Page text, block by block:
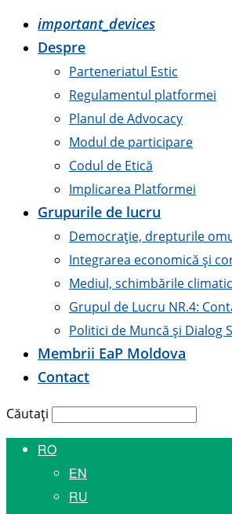
important_devices
Despre
Parteneriatul Estic
Regulamentul platformei
Planul de Advocacy
Modul de participare
Codul de Etică
Implicarea Platformei
Grupurile de lucru
Democrație, drepturile
Integrarea economică și
Mediul, schimbările
Grupul de Lucru NR.4:
Politici de Muncă și Dialog
Membrii EaP Moldova
Contact
Căutați
RO
EN
RU